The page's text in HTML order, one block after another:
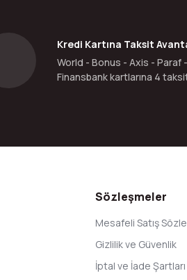
Kredi Kartına Taksit
World - Bonus - Axis - Paraf
Finansbank kartlarına 4
Sözleşmeler
Mesafeli Satış
Gizlilik ve Güvenlik
İptal ve İade Şartları